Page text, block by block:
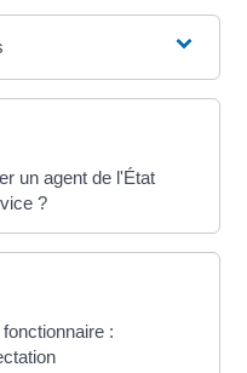
un agent de l'État
?
: